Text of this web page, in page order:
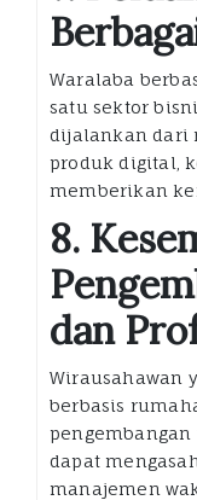
Waralaba
satu sektor
dijalankan dari
produk digital,
memberikan
8.
dan
Wirausahawan
berbasis
dapat
manajemen